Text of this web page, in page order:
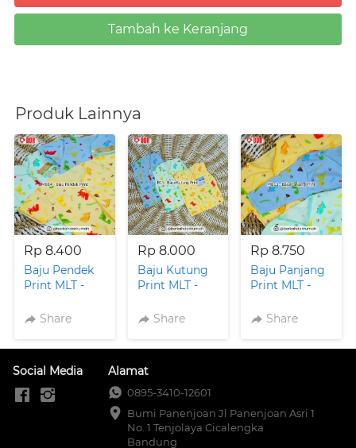
`
Tambah ke Keranjang
Produk Lainnya
Rp 8.400
Baju Pendek
Print MLT -
Share
Rp 8.000
Baju Kutung
Print MLT -
Share
Rp 8.750
Baju Panjang
Print MLT -
Share
Social Media Alamat
0895-3410-12601
Bumi Panenjoan Jl Panenjoan Asri 1
No. 1 Tenjolaya Cicalengka
Bandung